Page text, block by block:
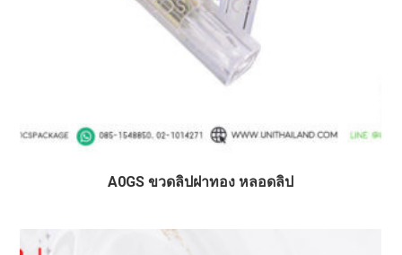
A0GS ขวดลิปฝาทอง หลอดลิป